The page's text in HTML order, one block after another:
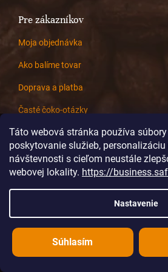
Táto webová stránka používa
poskytovanie služieb,
návštevnosti s cieľom neustále
webovej lokality. https://
Nastavenie
Súhlasím
Pre zákazníkov
Moja objednávka
Ako balíme tovar
Doprava a platba
Časté čoko-otázky
Ochrana osobných udajov
Obchodné podmienky
Veľkoobchod
Zákazková výroba